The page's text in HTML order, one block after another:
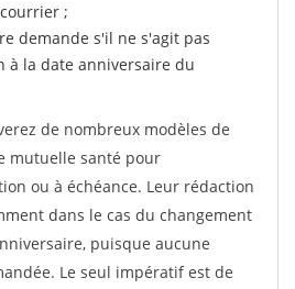
;
demande s'il ne s'agit pas
à la date anniversaire du
de nombreux modèles de
mutuelle santé pour
ou à échéance. Leur rédaction
dans le cas du changement
puisque aucune
Le seul impératif est de